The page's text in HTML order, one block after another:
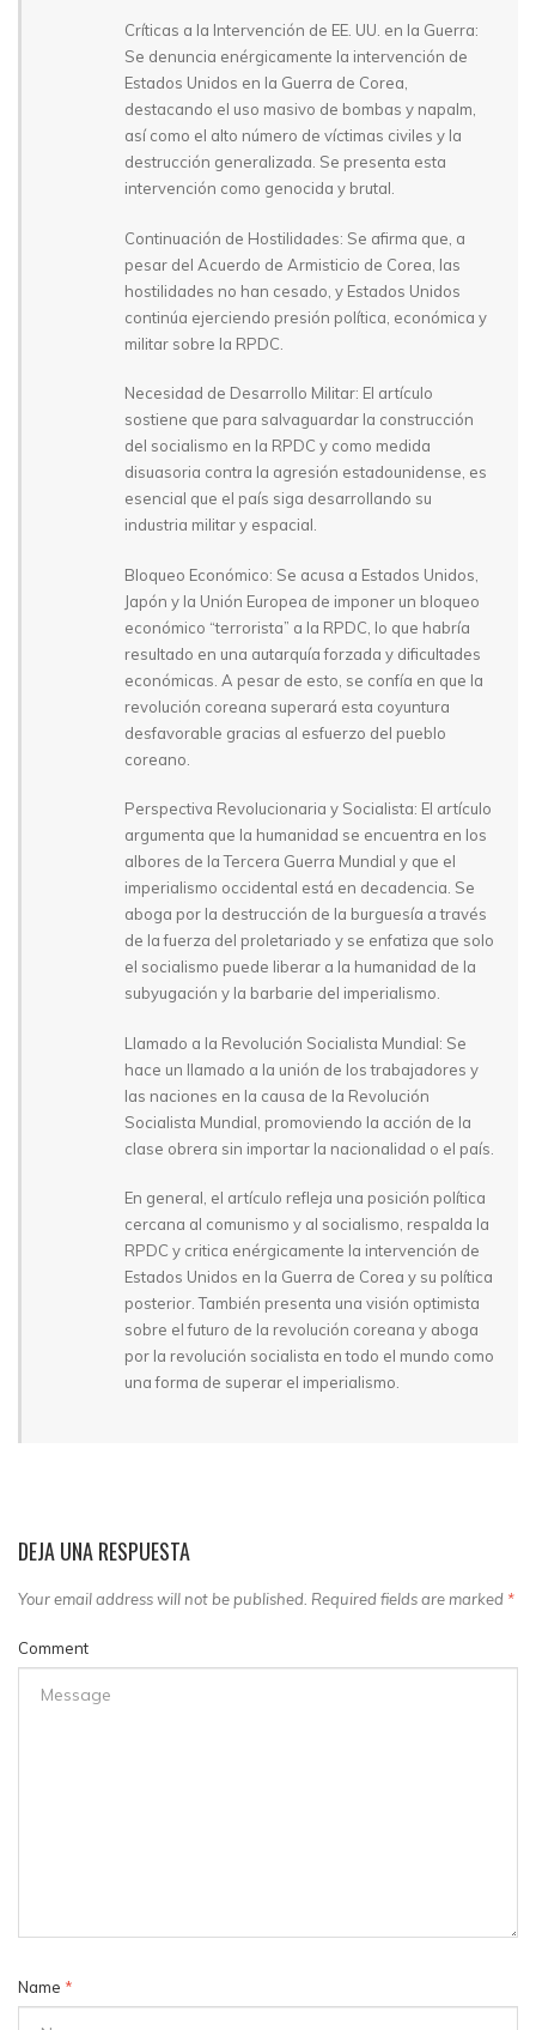
Críticas a la Intervención de EE. UU. en la Guerra:
Se denuncia enérgicamente la intervención de
Estados Unidos en la Guerra de Corea,
destacando el uso masivo de bombas y napalm,
así como el alto número de víctimas civiles y la
destrucción generalizada. Se presenta esta
intervención como genocida y brutal.
Continuación de Hostilidades: Se afirma que, a
pesar del Acuerdo de Armisticio de Corea, las
hostilidades no han cesado, y Estados Unidos
continúa ejerciendo presión política, económica y
militar sobre la RPDC.
Necesidad de Desarrollo Militar: El artículo
sostiene que para salvaguardar la construcción
del socialismo en la RPDC y como medida
disuasoria contra la agresión estadounidense, es
esencial que el país siga desarrollando su
industria militar y espacial.
Bloqueo Económico: Se acusa a Estados Unidos,
Japón y la Unión Europea de imponer un bloqueo
económico “terrorista” a la RPDC, lo que habría
resultado en una autarquía forzada y dificultades
económicas. A pesar de esto, se confía en que la
revolución coreana superará esta coyuntura
desfavorable gracias al esfuerzo del pueblo
coreano.
Perspectiva Revolucionaria y Socialista: El artículo
argumenta que la humanidad se encuentra en los
albores de la Tercera Guerra Mundial y que el
imperialismo occidental está en decadencia. Se
aboga por la destrucción de la burguesía a través
de la fuerza del proletariado y se enfatiza que solo
el socialismo puede liberar a la humanidad de la
subyugación y la barbarie del imperialismo.
Llamado a la Revolución Socialista Mundial: Se
hace un llamado a la unión de los trabajadores y
las naciones en la causa de la Revolución
Socialista Mundial, promoviendo la acción de la
clase obrera sin importar la nacionalidad o el país.
En general, el artículo refleja una posición política
cercana al comunismo y al socialismo, respalda la
RPDC y critica enérgicamente la intervención de
Estados Unidos en la Guerra de Corea y su política
posterior. También presenta una visión optimista
sobre el futuro de la revolución coreana y aboga
por la revolución socialista en todo el mundo como
una forma de superar el imperialismo.
DEJA UNA RESPUESTA
Your email address will not be published. Required fields are marked *
Comment
Name *